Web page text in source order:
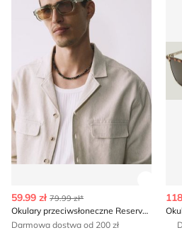
59.99 zł 79.99 zł*
Okulary przeciwsłoneczne Reserved
Darmowa dostwa od 200 zł